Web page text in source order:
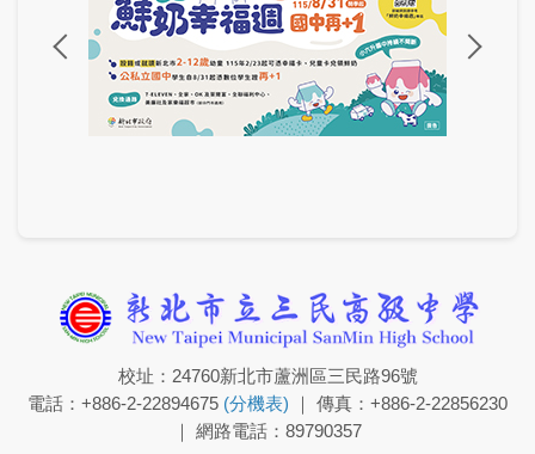
校址：24760新北市蘆洲區三民路96號
電話：+886-2-22894675 (分機表) ｜ 傳真：+886-2-22856230
｜ 網路電話：89790357